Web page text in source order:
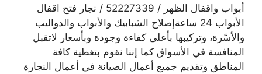
أبواب واقفال الظهر / 52227339 / نجار فتح اقفال
الأبواب 24 ساعةإصلاح الشبابيك والأبواب والدواليب
والأسّرة، وتركيبها بأعلى كفاءة وجودة وبأسعار لاتقبل
المنافسة في الأسواق كما إننا نقوم بتغطية كافة
المناطق وتقديم جميع أعمال الصيانة في أعمال النجارة